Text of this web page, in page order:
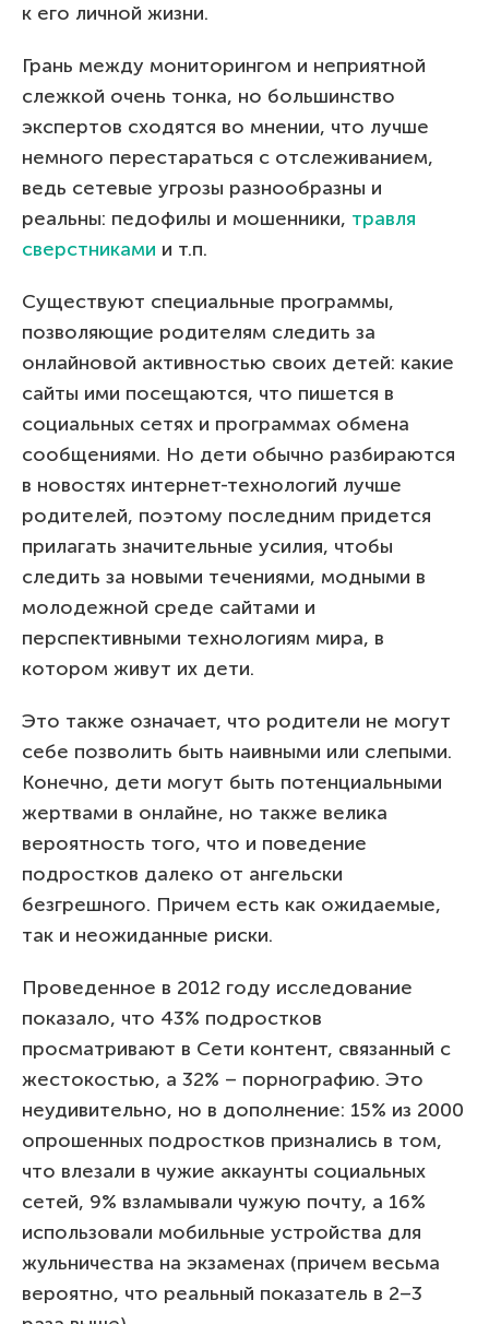
к его личной жизни.
Грань между мониторингом и неприятной
слежкой очень тонка, но большинство
экспертов сходятся во мнении, что лучше
немного перестараться с отслеживанием,
ведь сетевые угрозы разнообразны и
реальны: педофилы и мошенники, травля
сверстниками и т.п.
Существуют специальные программы,
позволяющие родителям следить за
онлайновой активностью своих детей: какие
сайты ими посещаются, что пишется в
социальных сетях и программах обмена
сообщениями. Но дети обычно разбираются
в новостях интернет-технологий лучше
родителей, поэтому последним придется
прилагать значительные усилия, чтобы
следить за новыми течениями, модными в
молодежной среде сайтами и
перспективными технологиям мира, в
котором живут их дети.
Это также означает, что родители не могут
себе позволить быть наивными или слепыми.
Конечно, дети могут быть потенциальными
жертвами в онлайне, но также велика
вероятность того, что и поведение
подростков далеко от ангельски
безгрешного. Причем есть как ожидаемые,
так и неожиданные риски.
Проведенное в 2012 году исследование
показало, что 43% подростков
просматривают в Сети контент, связанный с
жестокостью, а 32% – порнографию. Это
неудивительно, но в дополнение: 15% из 2000
опрошенных подростков признались в том,
что влезали в чужие аккаунты социальных
сетей, 9% взламывали чужую почту, а 16%
использовали мобильные устройства для
жульничества на экзаменах (причем весьма
вероятно, что реальный показатель в 2–3